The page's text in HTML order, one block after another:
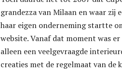
grandezza van Milaan en waar zij
haar eigen onderneming startte
website. Vanaf dat moment was
alleen een veelgevraagde
creaties met de regelmaat van de